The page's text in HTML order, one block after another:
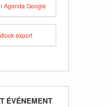
Agenda Google
export
ÉVÉNEMENT